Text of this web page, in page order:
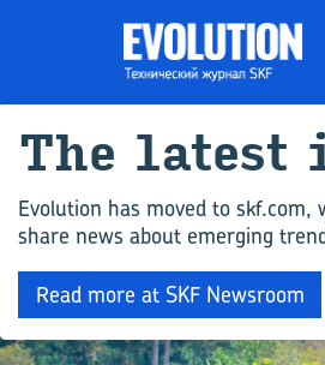
The latest
Evolution has moved to
share news about emerging
Read more at SKF Newsroom